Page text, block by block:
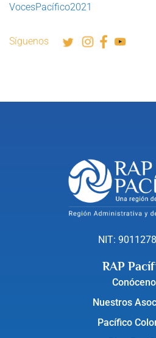
VocesPacífico2021
Síguenos
NIT:
RAP
Nuestros
Pacífico